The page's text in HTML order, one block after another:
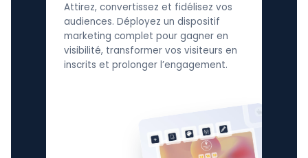
Attirez, convertissez et fidélisez vos
audiences. Déployez un dispositif
marketing complet pour gagner en
visibilité, transformer vos visiteurs en
inscrits et prolonger l’engagement.